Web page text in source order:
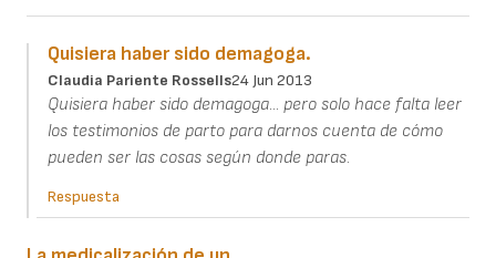
Quisiera haber sido demagoga.
Claudia Pariente Rossells24 Jun 2013
Quisiera haber sido demagoga... pero solo hace falta leer
los testimonios de parto para darnos cuenta de cómo
pueden ser las cosas según donde paras.
Respuesta